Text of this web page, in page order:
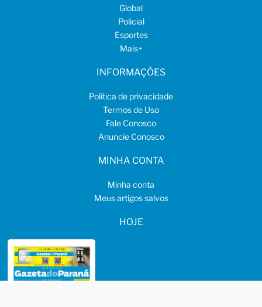
Global
Policial
Esportes
Mais+
INFORMAÇÕES
Política de privacidade
Termos de Uso
Fale Conosco
Anuncie Conosco
MINHA CONTA
Minha conta
Meus artigos salvos
HOJE